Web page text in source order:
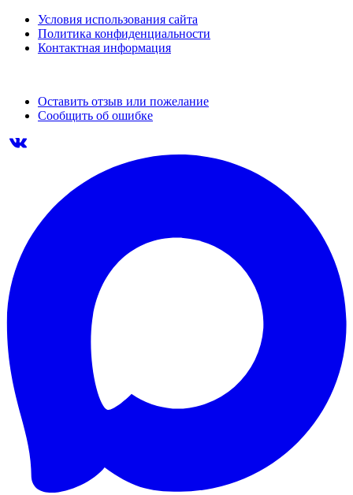
Условия использования сайта
Политика конфиденциальности
Контактная информация
Оставить отзыв или пожелание
Сообщить об ошибке